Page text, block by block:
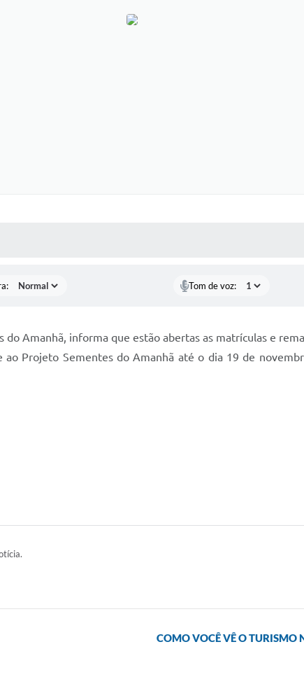
Tom de voz:
Amanhã, informa que estão abertas as matrículas e
Projeto Sementes do Amanhã até o dia 19 de
COMO VOCÊ VÊ O TURISMO